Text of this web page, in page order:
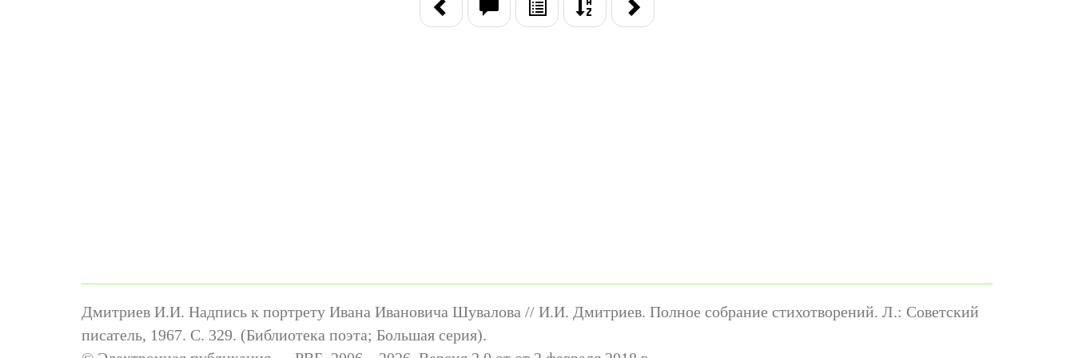
Дмитриев И.И. Надпись к портрету Ивана Ивановича Шувалова // И.И. Дмитриев. Полное собрание стихотворений. Л.: Советский
писатель, 1967. С. 329. (Библиотека поэта; Большая серия).